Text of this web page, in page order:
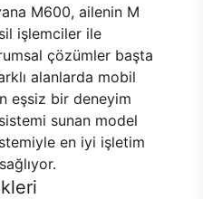
M600, ailenin M
işlemciler ile
çözümler başta
alanlarda mobil
eşsiz bir deneyim
sunan model
en iyi işletim